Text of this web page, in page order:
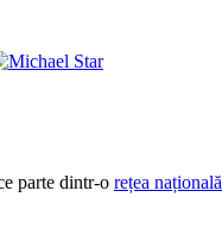
parte dintr-o rețea națională